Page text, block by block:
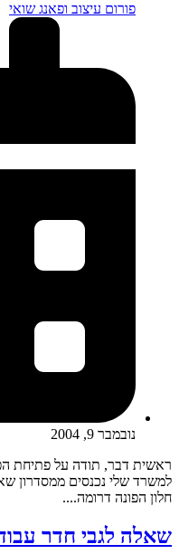
פורום עיצוב ופאנג שואי
נובמבר 9, 2004
ראשית דבר, תודה על פתיחת
חלון הפונה דרומה....
שאלה לגבי חדר